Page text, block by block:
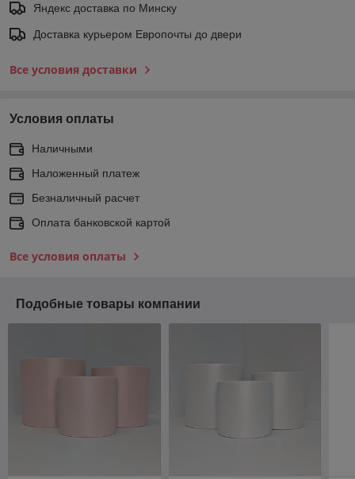
Яндекс доставка по Минску
Доставка курьером Европочты до двери
Все условия доставки
Условия оплаты
Наличными
Наложенный платеж
Безналичный расчет
Оплата банковской картой
Все условия оплаты
Подобные товары компании